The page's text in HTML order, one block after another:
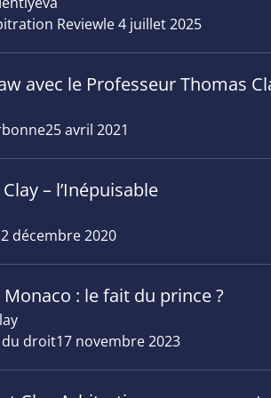
Reviewle 4 juillet 2025
avec le Professeur Thomas
25 avril 2021
– l’Inépuisable
2 décembre 2020
Monaco : le fait du prince ?
du droit17 novembre 2023